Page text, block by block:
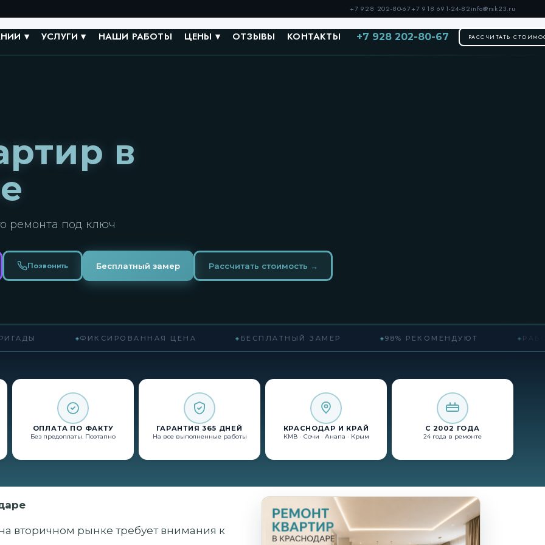
+7 928 202-80-67+7 918 691-24-82info@rsk23.ru
▾ УСЛУГИ ▾ НАШИ РАБОТЫ ЦЕНЫ ▾ ОТЗЫВЫ КОНТАКТЫ +7 928 202-80-67 РАССЧИТАТЬ
в
ремонта под ключ
Позвонить Бесплатный замер Рассчитать стоимость →
ФИКСИРОВАННАЯ ЦЕНА БЕСПЛАТНЫЙ ЗАМЕР 98% РЕКОМЕНДУЮТ
ОПЛАТА ПО ФАКТУ
Без предоплаты. Поэтапно
ГАРАНТИЯ 365 ДНЕЙ
На все выполненные работы
КРАСНОДАР И КРАЙ
КМВ · Сочи · Анапа · Крым
С 2002 ГОДА
24 года в ремонте
вторичном рынке требует внимания к